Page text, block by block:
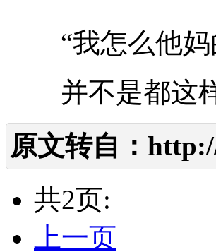
“我怎么他妈
并不是都这
原文转自：
共2页:
上一页